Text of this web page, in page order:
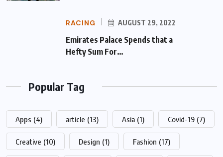
RACING AUGUST 29, 2022
Emirates Palace Spends that a Hefty Sum
For…
Popular Tag
Apps (4) article (13) Asia (1) Covid-19 (7)
Creative (10) Design (1) Fashion (17)